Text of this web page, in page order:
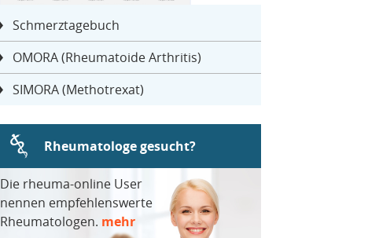
Schmerztagebuch
OMORA (Rheumatoide Arthritis)
SIMORA (Methotrexat)
Rheumatologe gesucht?
Die rheuma-online User
nennen empfehlenswerte
Rheumatologen. mehr